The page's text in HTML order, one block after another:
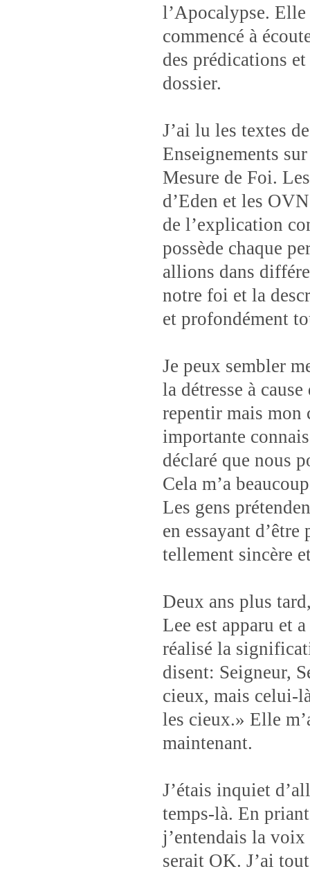
l’Apocalypse.
commencé à
des prédications
dossier.
J’ai lu les textes
Enseignements
Mesure de Foi.
d’Eden et les
de l’explication
possède chaque
allions dans
notre foi et la
et profondément
Je peux sembler
la détresse à
repentir mais mon
importante
déclaré que nous
Cela m’a
Les gens
en essayant
tellement sincère
Deux ans plus
Lee est apparu et
réalisé la
disent: Seigneur,
cieux, mais celui-
les cieux.» Elle
maintenant.
J’étais inquiet
temps-là. En
j’entendais la
serait OK. J’ai